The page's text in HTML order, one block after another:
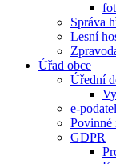
Správa
Lesní
Úřad obce
Úřední
e-
Povinné
GDPR